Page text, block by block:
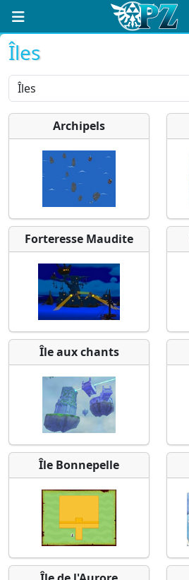
Îles
Archipels
Forteresse Maudite
Île aux chants
Île Bonnepelle